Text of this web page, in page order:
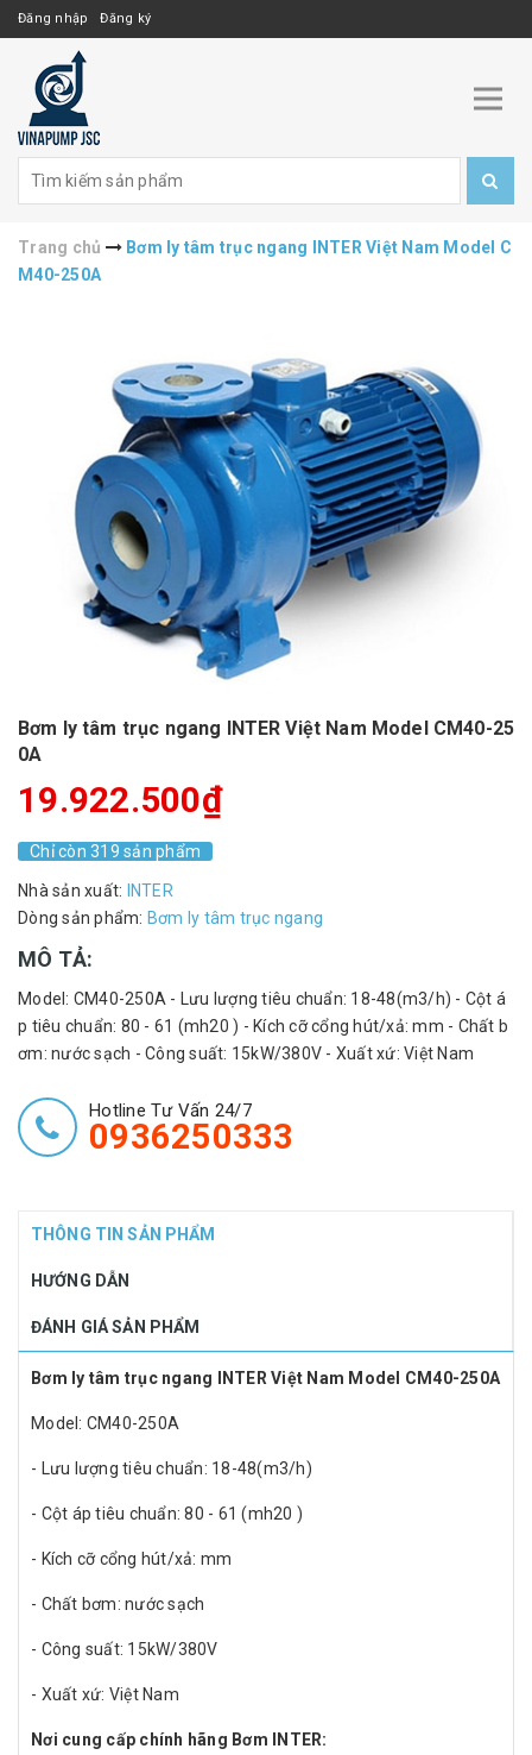
Đăng nhập Đăng ký
Trang chủ
Bơm ly tâm trục ngang INTER Việt Nam Model C
M40-250A
Bơm ly tâm trục ngang INTER Việt Nam Model CM40-25
0A
19.922.500₫
Chỉ còn 319 sản phẩm
Nhà sản xuất: INTER
Dòng sản phẩm: Bơm ly tâm trục ngang
MÔ TẢ:
Model: CM40-250A - Lưu lượng tiêu chuẩn: 18-48(m3/h) - Cột á
p tiêu chuẩn: 80 - 61 (mh20 ) - Kích cỡ cổng hút/xả: mm - Chất b
ơm: nước sạch - Công suất: 15kW/380V - Xuất xứ: Việt Nam
Hotline Tư Vấn 24/7
0936250333
THÔNG TIN SẢN PHẨM
HƯỚNG DẪN
ĐÁNH GIÁ SẢN PHẨM
Bơm ly tâm trục ngang INTER Việt Nam Model CM40-250A
Model: CM40-250A
- Lưu lượng tiêu chuẩn: 18-48(m3/h)
- Cột áp tiêu chuẩn: 80 - 61 (mh20 )
- Kích cỡ cổng hút/xả: mm
- Chất bơm: nước sạch
- Công suất: 15kW/380V
- Xuất xứ: Việt Nam
Nơi cung cấp chính hãng Bơm INTER: